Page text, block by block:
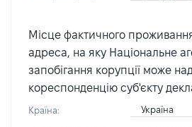
Місце фактичного
адреса, на яку Національне
запобігання корупції може
кореспонденцію суб'єкту
Країна: Україна